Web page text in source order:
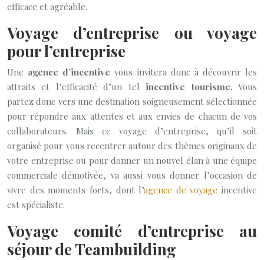
efficace et agréable.
Voyage d’entreprise ou voyage
pour l’entreprise
Une agence d’incentive vous invitera donc à découvrir les
attraits et l’efficacité d’un telincentive tourisme.Vous
partez donc vers une destination soigneusement sélectionnée
pour répondre aux attentes et aux envies de chacun de vos
collaborateurs. Mais ce voyage d’entreprise, qu’il soit
organisé pour vous recentrer autour des thèmes originaux de
votre entreprise ou pour donner un nouvel élan à une équipe
commerciale démotivée, va aussi vous donner l’occasion de
vivre des moments forts, dont l’agence de voyage incentive
est spécialiste.
Voyage comité d’entreprise au
séjour de Teambuilding